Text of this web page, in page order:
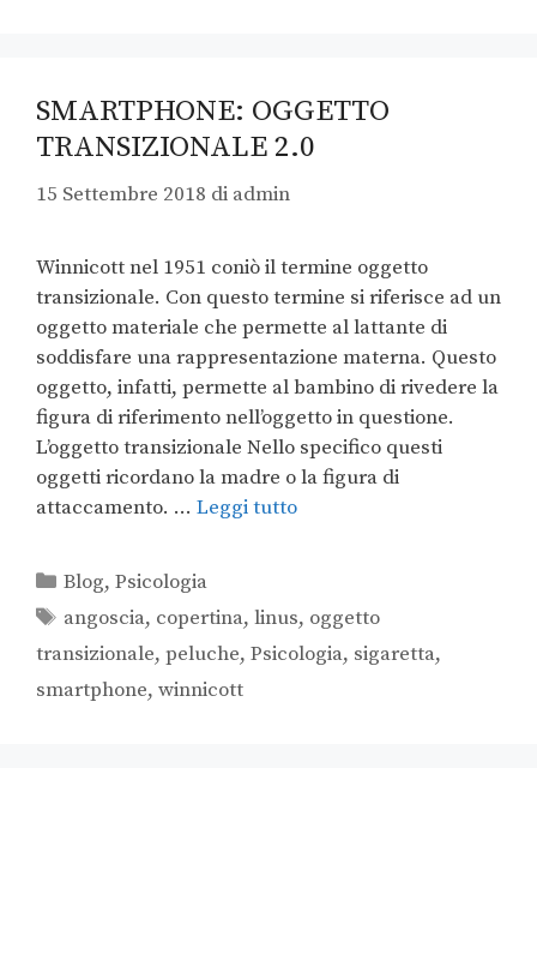
SMARTPHONE: OGGETTO
TRANSIZIONALE 2.0
15 Settembre 2018 di admin
Winnicott nel 1951 coniò il termine oggetto
transizionale. Con questo termine si riferisce ad un
oggetto materiale che permette al lattante di
soddisfare una rappresentazione materna. Questo
oggetto, infatti, permette al bambino di rivedere la
figura di riferimento nell’oggetto in questione.
L’oggetto transizionale Nello specifico questi
oggetti ricordano la madre o la figura di
attaccamento. … Leggi tutto
Blog,Psicologia
angoscia, copertina,linus, oggetto
transizionale, peluche, Psicologia, sigaretta,
smartphone, winnicott